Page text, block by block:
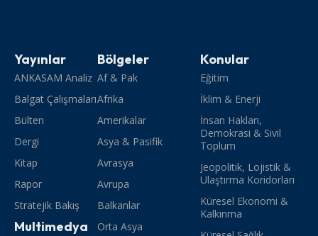
Yayınlar
ANKASAM Analiz
Balgat Çalışmaları
Bülten
Dergi
Kitap
Rapor
Stratejik Bakış
Multimedya
Bölgeler
Af & Pak
Afrika
Amerikalar
Asya & Pasifik
Avrasya
Avrupa
Balkanlar
Orta Asya
Konular
Eğitim
İklim & Enerji
İnsan Hakları,
Demokrasi & Sivil
Toplum
Jeopolitik, Lojistik &
Ulaştırma Koridorları
Küresel Ekonomi &
Kalkınma